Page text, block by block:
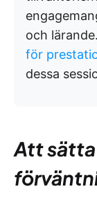
och
för
dessa
Att